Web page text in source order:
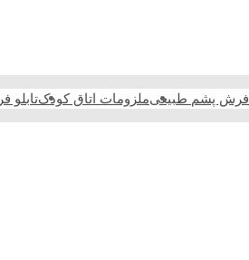
فرش پشم طبیعیملزومات اتاق کودکتابلو